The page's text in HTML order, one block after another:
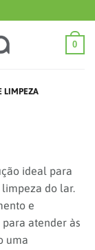
0
LIMPEZA
ideal para
do lar.
e
atender às
uma